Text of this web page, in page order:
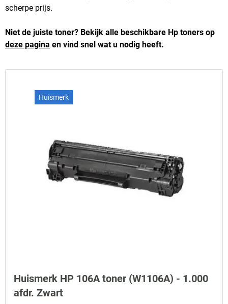
scherpe prijs.
Niet de juiste toner? Bekijk alle beschikbare Hp toners op
deze pagina en vind snel wat u nodig heeft.
Huismerk
Huismerk HP 106A toner (W1106A) - 1.000
afdr. Zwart